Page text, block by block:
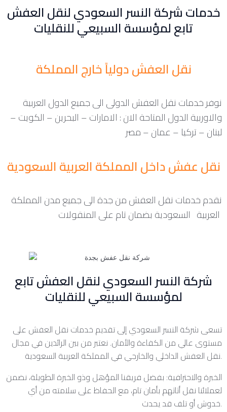
خدمات شركة النسر السعودي لنقل العفش
تابع لمؤسسة السبيعي للنقليات
نقل العفش دولياً خارج المملكة
نوفر خدمات نقل العفش الدولى الى جميع الدول العربية
والاوربية الدول المتاحة الان : الامارات – البحرين – الكويت –
لبنان – تركيا – عمان – مصر
نقل عفش داخل المملكة العربية السعودية
نقدم خدمات نقل العفش من جدة الى جميع مدن المملكة
شركة النسر السعودي لنقل العفش تابع
لمؤسسة السبيعي للنقليات
تسعى شركة النسر السعودي إلى تقديم خدمات نقل العفش على
مستوى عالي من الكفاءة والأمان. نعتبر من بين الرائدين في مجال
نقل العفش الداخلي والخارجي في المملكة العربية السعودية.
الخبرة والاحترافية: بفضل فريقنا المؤهل وذو الخبرة الطويلة، نضمن
لعملائنا نقل أثاثهم بأمان تام، مع الحفاظ على سلامته من أي
خدوش أو تلف قد يحدث.